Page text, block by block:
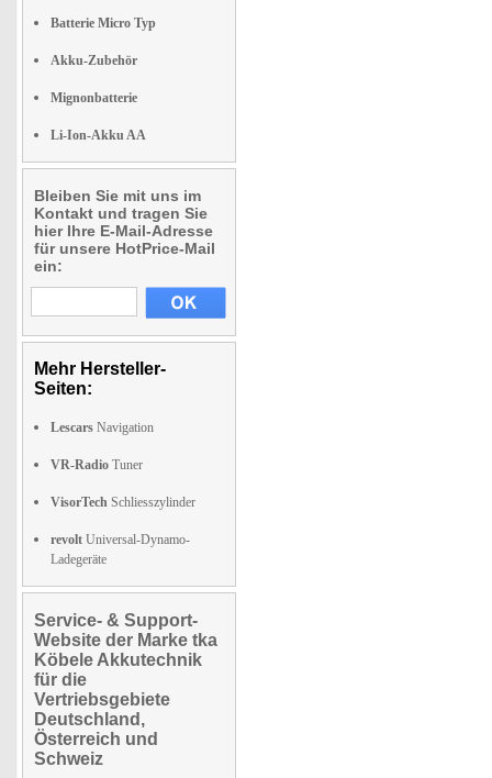
Batterie Micro Typ
Akku-Zubehör
Mignonbatterie
Li-Ion-Akku AA
Bleiben Sie mit uns im
Kontakt und tragen Sie
hier Ihre E-Mail-Adresse
für unsere HotPrice-Mail
ein:
Mehr Hersteller-
Seiten:
Lescars Navigation
VR-Radio Tuner
VisorTech Schliesszylinder
revolt Universal-Dynamo-
Ladegeräte
Service- & Support-
Website der Marke tka
Köbele Akkutechnik
für die
Vertriebsgebiete
Deutschland,
Österreich und
Schweiz